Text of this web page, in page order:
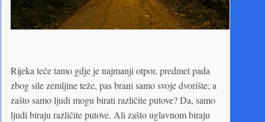
Rijeka teče tamo gdje je najmanji otpor, predmet pada
zbog sile zemljine teže, pas brani samo svoje dvorište; a
zašto samo ljudi mogu birati različite putove? Da, samo
ljudi biraju različite putove. Ali zašto uglavnom biraju